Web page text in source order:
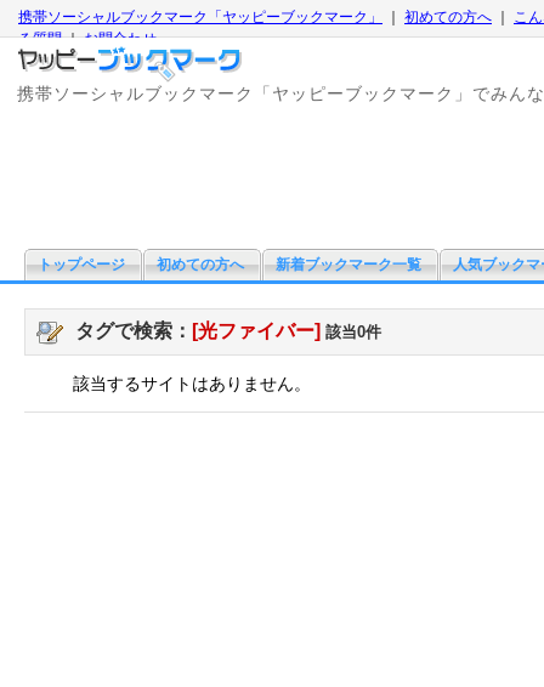
携帯ソーシャルブックマーク「ヤッピーブックマーク」 初めての方へ
こ
る質問｜お問合わせ
携帯ソーシャルブックマーク「ヤッピーブックマーク」でみん
トップページ 初めての方へ 新着ブックマーク一覧 人気ブックマ
タグで検索： [光ファイバー] 該当0件
該当するサイトはありません。